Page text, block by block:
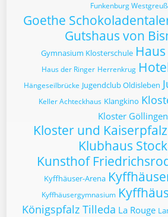
Funkenburg
Goethe
Gutshaus von
Gymnasium Klosterschule
Haus der Ringer Herrenkrug
Hängeseilbrücke Jugendclub Oldisleben
Keller Achteckhaus Klangkino
Kloster Göllingen
Kloster und
Klubhaus
Kunsthof
Kyffhäuser-Arena
Kyffhäusergymnasium
Königspfalz Tilleda La Rouge